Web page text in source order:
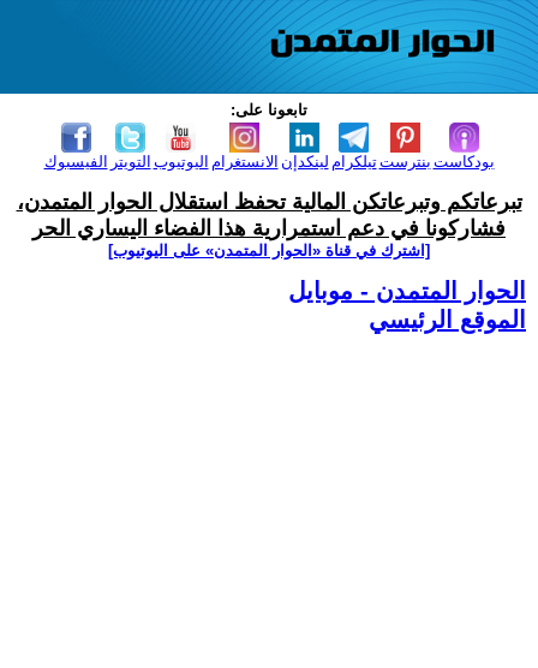
تابعونا على:
الفيسبوك التويتر اليوتيوب الانستغرام لينكدإن تيلكرامبنترست بودكاست
تبرعاتكم وتبرعاتكن المالية تحفظ استقلال الحوار المتمدن،
فشاركونا في دعم استمرارية هذا الفضاء اليساري الحر
[اشترك في قناة ‫«الحوار المتمدن» على اليوتيوب]
الحوار المتمدن - موبايل
الموقع الرئيسي